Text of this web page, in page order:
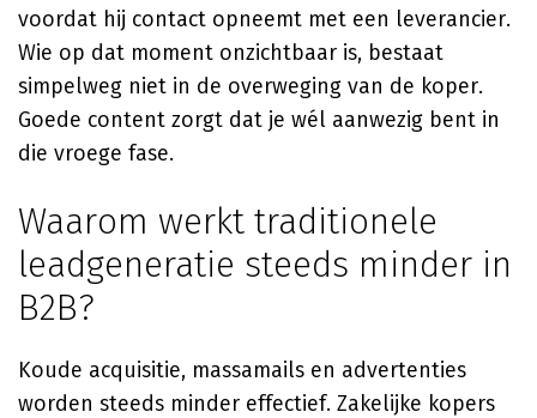
voordat hij contact opneemt met een leverancier.
Wie op dat moment onzichtbaar is, bestaat
simpelweg niet in de overweging van de koper.
Goede content zorgt dat je wél aanwezig bent in
die vroege fase.
Waarom werkt traditionele
leadgeneratie steeds minder in
B2B?
Koude acquisitie, massamails en advertenties
worden steeds minder effectief. Zakelijke kopers